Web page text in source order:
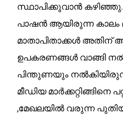
സ്ഥാപിക്കുവാൻ
പാഷൻ ആയിരുന്ന കാലം
മാതാപിതാക്കൾ
ഉപകരണങ്ങൾ വാങ്ങി
പിന്തുണയും
മീഡിയ മാർക്കറ്റിങ്ങിനെ
,മേഖലയിൽ വരുന്ന